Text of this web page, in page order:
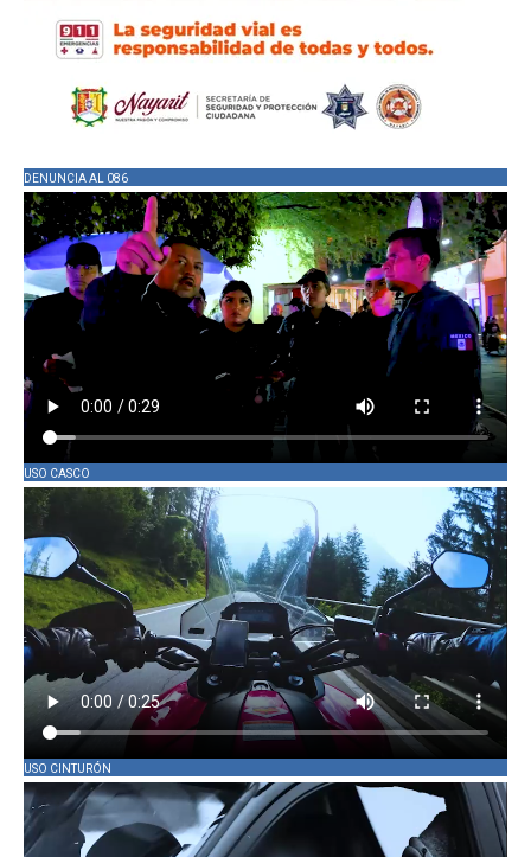
DENUNCIA AL 086
USO CASCO
USO CINTURÓN